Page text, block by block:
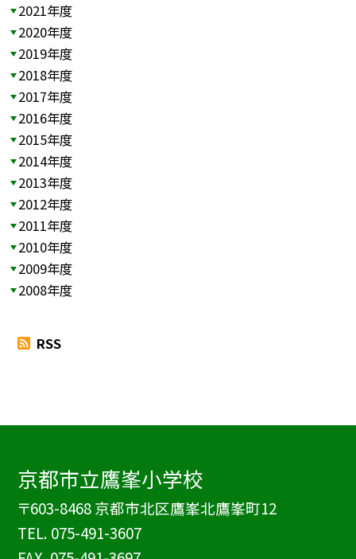
2021年度
2020年度
2019年度
2018年度
2017年度
2016年度
2015年度
2014年度
2013年度
2012年度
2011年度
2010年度
2009年度
2008年度
RSS
京都市立鷹峯小学校
〒603-8468 京都市北区鷹峯北鷹峯町12
TEL. 075-491-3607